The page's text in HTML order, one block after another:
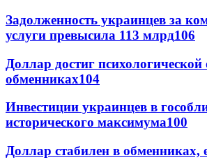
Задолженность украинцев за
услуги превысила 113 млрд106
Доллар достиг психологической
обменниках104
Инвестиции украинцев в
исторического максимума100
Доллар стабилен в обменниках,